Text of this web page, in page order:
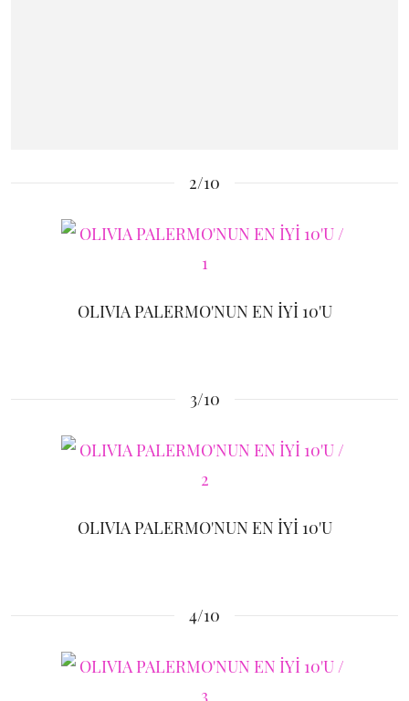
2/10
OLIVIA PALERMO'NUN EN İYİ 10'U
3/10
OLIVIA PALERMO'NUN EN İYİ 10'U
4/10